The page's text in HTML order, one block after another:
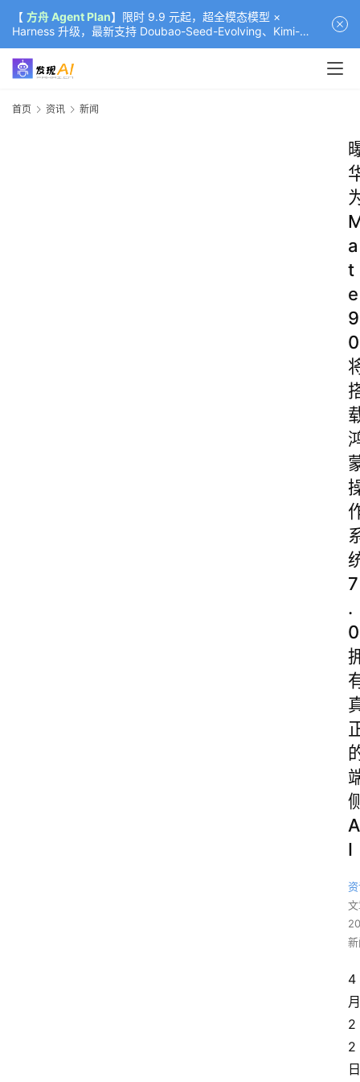
【 方舟 Agent Plan】限时 9.9 元起，超全模态模型 ×
Harness 升级，最新支持 Doubao-Seed-Evolving、Kimi-
K3（部分）、GLM-5.2
首页 资讯 新闻
a
t
e
9
0
7
.
0
A
I
4
月
2
2
日